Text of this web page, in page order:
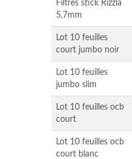
Filtres stick Rizzla
5,7mm
Lot 10 feuilles
court jumbo noir
Lot 10 feuilles
jumbo slim
Lot 10 feuilles ocb
court
Lot 10 feuilles ocb
court blanc